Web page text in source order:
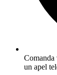
un apel